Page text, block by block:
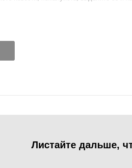
Листайте дальше,